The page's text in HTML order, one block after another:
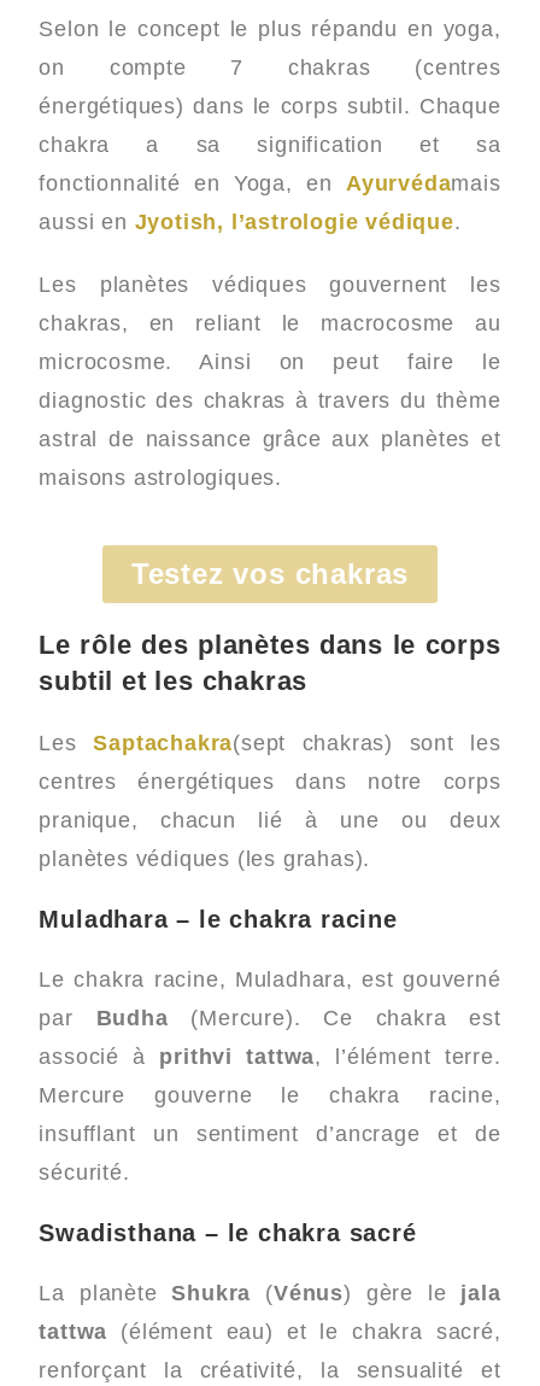
Selon le concept le plus répandu en yoga,
on compte 7 chakras (centres
énergétiques) dans le corps subtil. Chaque
chakra a sa signification et sa
fonctionnalité en Yoga, en Ayurvédamais
aussi en Jyotish, l’astrologie védique.
Les planètes védiques gouvernent les
chakras, en reliant le macrocosme au
microcosme. Ainsi on peut faire le
diagnostic des chakras à travers du thème
astral de naissance grâce aux planètes et
maisons astrologiques.
Testez vos chakras
Le rôle des planètes dans le corps
subtil et les chakras
LesSaptachakra(sept chakras) sont les
centres énergétiques dans notre corps
pranique, chacun lié à une ou deux
planètes védiques (les grahas).
Muladhara – le chakra racine
Le chakra racine, Muladhara, est gouverné
par Budha (Mercure). Ce chakra est
associé à prithvi tattwa, l’élément terre.
Mercure gouverne le chakra racine,
insufflant un sentiment d’ancrage et de
sécurité.
Swadisthana – le chakra sacré
La planèteShukra (Vénus) gère le jala
tattwa (élément eau) et le chakra sacré,
renforçant la créativité, la sensualité et